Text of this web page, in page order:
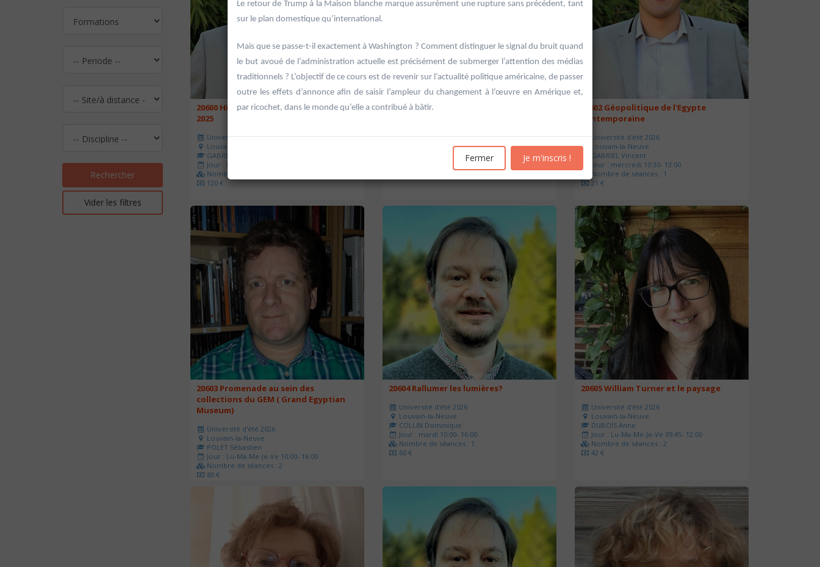
Rechercher
Vider les filtres
20600 Histoire de l'Allemagne de 1871 à
2025
Université d'été 2026
Louvain-la-Neuve
GABRIEL Vincent
Jour : Lu-Ma-Me-Je-Ve 10:30- 13:00
Nombre de séances : 5
120 €
20601 Géopolitique de l'énergie
Louvain-la-Neuve
GABRIEL Vincent
Jour : Lu-Ma-Me-Je-Ve-Sa-Di 10:30- 13:00
Nombre de séances : 5
20602 Géopolitique de l'Egypte
contemporaine
Université d'été 2026
Louvain-la-Neuve
GABRIEL Vincent
Jour : mercredi 10:30- 13:00
Nombre de séances : 1
21 €
20603 Promenade au sein des
collections du GEM ( Grand Egyptian
Museum)
Université d'été 2026
Louvain-la-Neuve
POLET Sébastien
Jour : Lu-Ma-Me-Je-Ve 10:00- 16:00
Nombre de séances : 2
80 €
20604 Rallumer les lumières?
Université d'été 2026
Louvain-la-Neuve
COLLIN Dominique
Jour : mardi 10:00- 16:00
Nombre de séances : 1
60 €
20605 William Turner et le paysage
Université d'été 2026
Louvain-la-Neuve
DUBOIS Anne
Jour : Lu-Ma-Me-Je-Ve 09:45- 12:00
Nombre de séances : 2
42 €
Le retour de Trump à la Maison blanche marque assurément une rupture sans précédent, tant
sur le plan domestique qu’international.
Mais que se passe-t-il exactement à Washington ? Comment distinguer le signal du bruit quand
le but avoué de l’administration actuelle est précisément de submerger l’attention des médias
traditionnels ? L’objectif de ce cours est de revenir sur l’actualité politique américaine, de passer
outre les effets d’annonce afin de saisir l’ampleur du changement à l’œuvre en Amérique et,
par ricochet, dans le monde qu’elle a contribué à bâtir.
Fermer Je m'inscris !